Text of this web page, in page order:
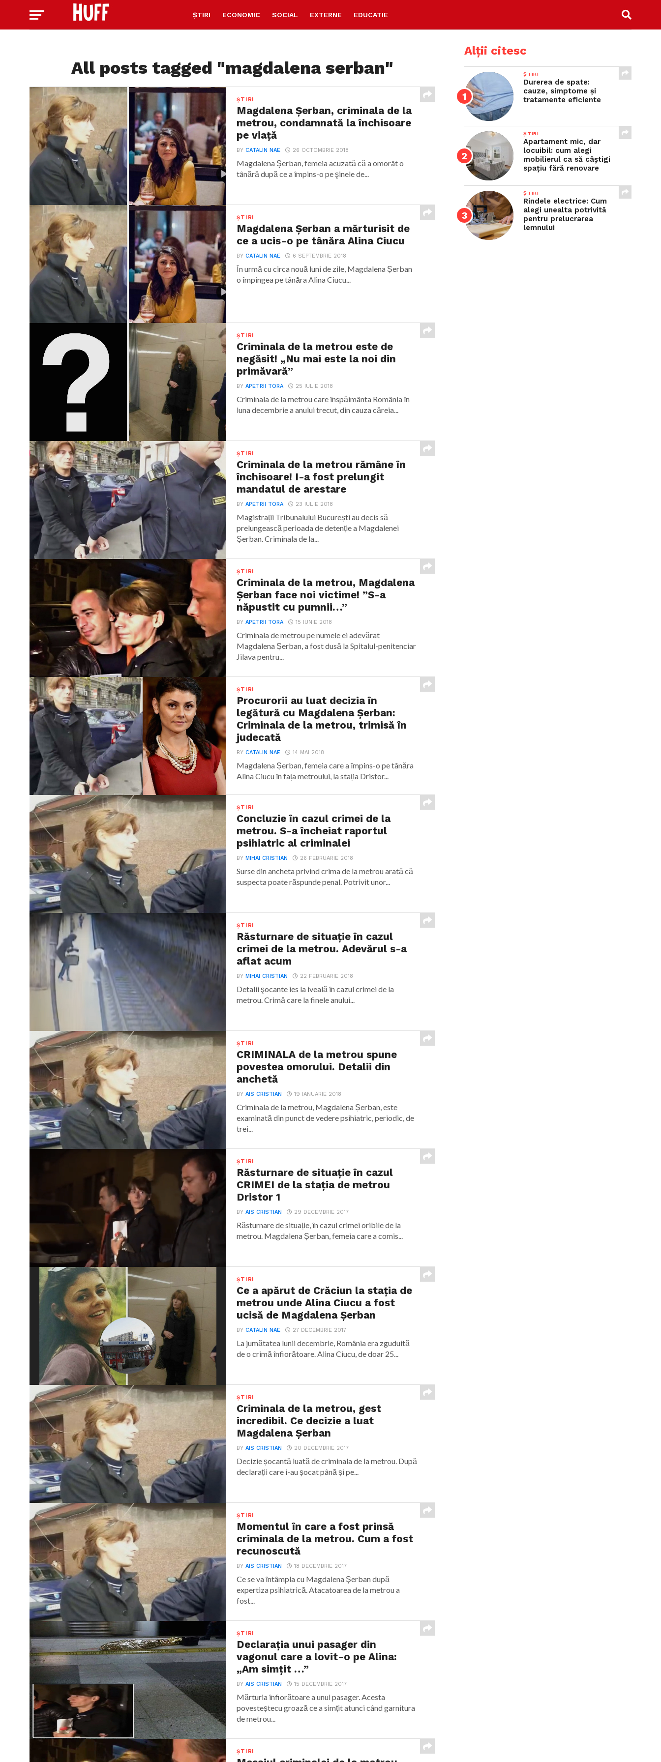
ȘTIRI ECONOMIC SOCIAL EXTERNE EDUCATIE
All posts tagged "magdalena serban"
ȘTIRI
Magdalena Şerban, criminala de la
metrou, condamnată la închisoare
pe viaţă
BYCATALIN NAE 26 OCTOMBRIE 2018
Magdalena Şerban, femeia acuzată că a omorât o
tânără după ce a împins-o pe şinele de...
ȘTIRI
Magdalena Șerban a mărturisit de
ce a ucis-o pe tânăra Alina Ciucu
BYCATALIN NAE 6 SEPTEMBRIE 2018
În urmă cu circa nouă luni de zile, Magdalena Șerban
o împingea pe tânăra Alina Ciucu...
ȘTIRI
Criminala de la metrou este de
negăsit! „Nu mai este la noi din
primăvară”
BYAPETRII TORA 25 IULIE 2018
Criminala de la metrou care înspăimânta România în
luna decembrie a anului trecut, din cauza căreia...
ȘTIRI
Criminala de la metrou rămâne în
închisoare! I-a fost prelungit
mandatul de arestare
BYAPETRII TORA 23 IULIE 2018
Magistrații Tribunalului București au decis să
prelungească perioada de detenție a Magdalenei
Șerban. Criminala de la...
ȘTIRI
Criminala de la metrou, Magdalena
Șerban face noi victime! ”S-a
năpustit cu pumnii…”
BYAPETRII TORA 15 IUNIE 2018
Criminala de metrou pe numele ei adevărat
Magdalena Șerban, a fost dusă la Spitalul-penitenciar
Jilava pentru...
ȘTIRI
Procurorii au luat decizia în
legătură cu Magdalena Șerban:
Criminala de la metrou, trimisă în
judecată
BYCATALIN NAE 14 MAI 2018
Magdalena Șerban, femeia care a împins-o pe tânăra
Alina Ciucu în fața metroului, la stația Dristor...
ȘTIRI
Concluzie în cazul crimei de la
metrou. S-a încheiat raportul
psihiatric al criminalei
BYMIHAI CRISTIAN 26 FEBRUARIE 2018
Surse din ancheta privind crima de la metrou arată că
suspecta poate răspunde penal. Potrivit unor...
ȘTIRI
Răsturnare de situaţie în cazul
crimei de la metrou. Adevărul s-a
aflat acum
BYMIHAI CRISTIAN 22 FEBRUARIE 2018
Detalii şocante ies la iveală în cazul crimei de la
metrou. Crimă care la finele anului...
ȘTIRI
CRIMINALA de la metrou spune
povestea omorului. Detalii din
anchetă
BYAIS CRISTIAN 19 IANUARIE 2018
Criminala de la metrou, Magdalena Șerban, este
examinată din punct de vedere psihiatric, periodic, de
trei...
ȘTIRI
Răsturnare de situație în cazul
CRIMEI de la stația de metrou
Dristor 1
BYAIS CRISTIAN 29 DECEMBRIE 2017
Răsturnare de situație, în cazul crimei oribile de la
metrou. Magdalena Șerban, femeia care a comis...
ȘTIRI
Ce a apărut de Crăciun la stația de
metrou unde Alina Ciucu a fost
ucisă de Magdalena Șerban
BYCATALIN NAE 27 DECEMBRIE 2017
La jumătatea lunii decembrie, România era zguduită
de o crimă înfiorătoare. Alina Ciucu, de doar 25...
ȘTIRI
Criminala de la metrou, gest
incredibil. Ce decizie a luat
Magdalena Șerban
BYAIS CRISTIAN 20 DECEMBRIE 2017
Decizie șocantă luată de criminala de la metrou. După
declarații care i-au șocat până și pe...
ȘTIRI
Momentul în care a fost prinsă
criminala de la metrou. Cum a fost
recunoscută
BYAIS CRISTIAN 18 DECEMBRIE 2017
Ce se va întâmpla cu Magdalena Şerban după
expertiza psihiatrică. Atacatoarea de la metrou a
fost...
ȘTIRI
Declarația unui pasager din
vagonul care a lovit-o pe Alina:
„Am simțit …”
BYAIS CRISTIAN 15 DECEMBRIE 2017
Mărturia înfiorătoare a unui pasager. Acesta
povesteștecu groază ce a simțit atunci când garnitura
de metrou...
ȘTIRI
Alții citesc
ȘTIRI
Durerea de spate:
cauze, simptome și
tratamente eficiente
ȘTIRI
Apartament mic, dar
locuibil: cum alegi
mobilierul ca să câștigi
spațiu fără renovare
ȘTIRI
Rindele electrice: Cum
alegi unealta potrivită
pentru prelucrarea
lemnului